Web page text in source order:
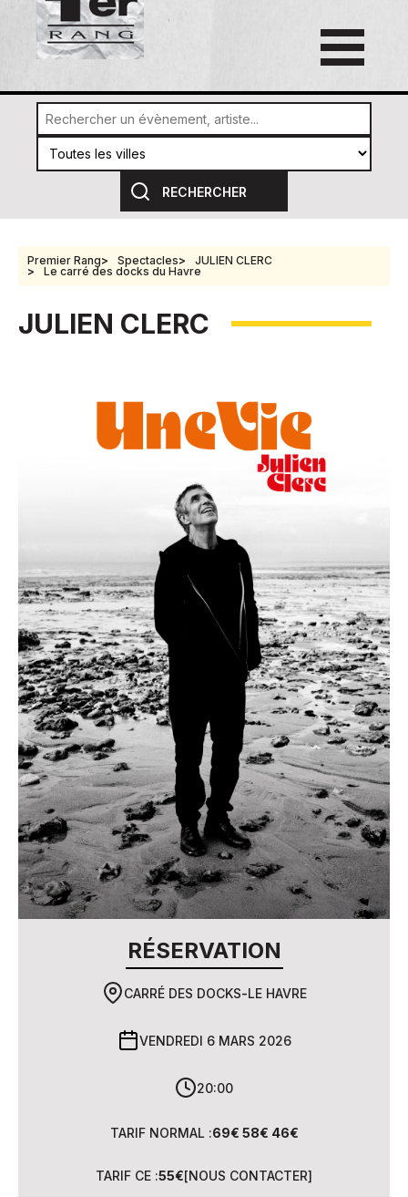
Premier Rang Spectacles
JULIEN CLERC
Le carré des docks du Havre
JULIEN CLERC
RÉSERVATION
CARRÉ DES DOCKS-LE HAVRE
VENDREDI 6 MARS 2026
20:00
TARIF NORMAL :69€ 58€ 46€
TARIF CE :55€[NOUS CONTACTER]